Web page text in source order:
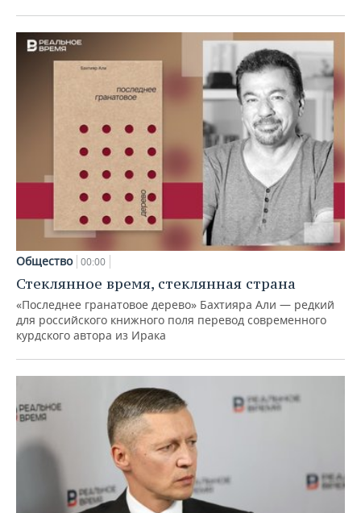
Общество 00:00
Стеклянное время, стеклянная страна
«Последнее гранатовое дерево» Бахтияра Али — редкий
для российского книжного поля перевод современного
курдского автора из Ирака